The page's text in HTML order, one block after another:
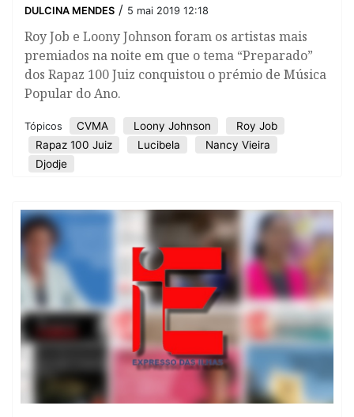
DULCINA MENDES / 5 mai 2019 12:18
Roy Job e Loony Johnson foram os artistas mais
premiados na noite em que o tema “Preparado”
dos Rapaz 100 Juiz conquistou o prémio de Música
Popular do Ano.
Tópicos CVMA Loony Johnson
Roy Job
Rapaz 100 Juiz
Lucibela
Nancy Vieira
Djodje